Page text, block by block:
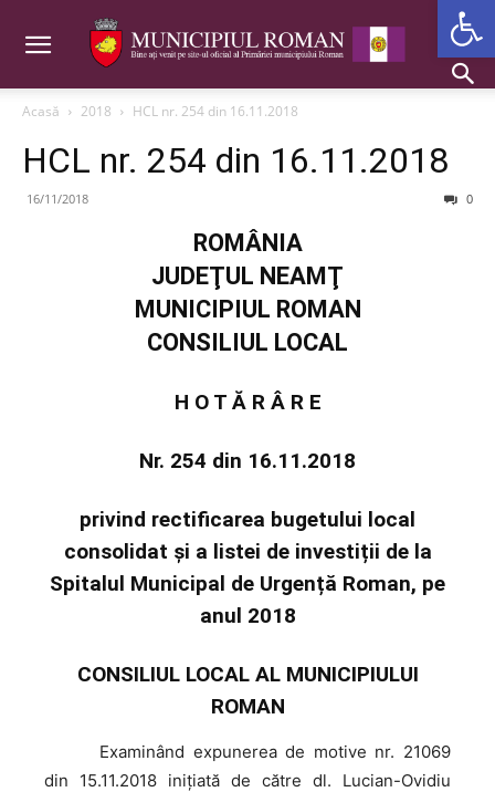
Acasă 2018 HCL nr. 254 din 16.11.2018
HCL nr. 254 din 16.11.2018
16/11/2018 0
ROMÂNIA
JUDEŢUL NEAMŢ
MUNICIPIUL ROMAN
CONSILIUL LOCAL
H O T Ă R Â R E
Nr. 254 din 16.11.2018
privind rectificarea bugetului local
consolidat și a listei de investiții de la
Spitalul Municipal de Urgență Roman, pe
anul 2018
CONSILIUL LOCAL AL MUNICIPIULUI
ROMAN
Examinând expunerea de motive nr. 21069
din 15.11.2018 iniţiată de către dl. Lucian-Ovidiu